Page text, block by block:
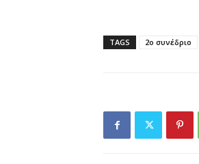
TAGS 2ο συνέδριο